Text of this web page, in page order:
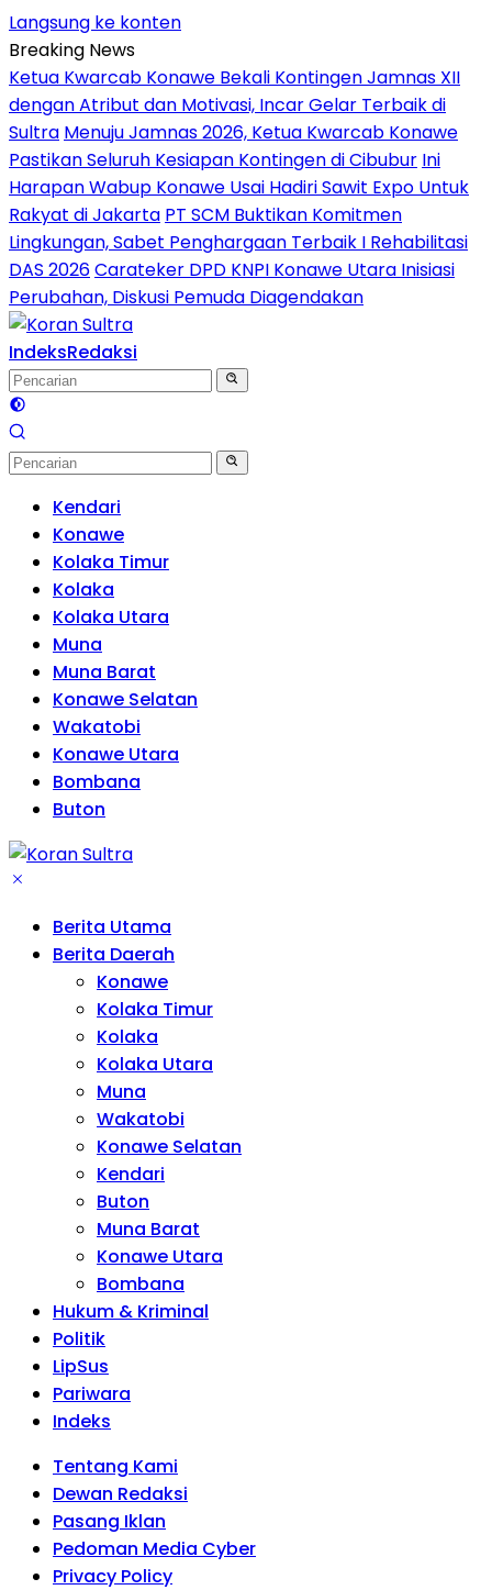
Langsung ke konten
Breaking News
Ketua Kwarcab Konawe Bekali Kontingen Jamnas XII
dengan Atribut dan Motivasi, Incar Gelar Terbaik di
Sultra Menuju Jamnas 2026, Ketua Kwarcab Konawe
Pastikan Seluruh Kesiapan Kontingen di Cibubur Ini
Harapan Wabup Konawe Usai Hadiri Sawit Expo Untuk
Rakyat di Jakarta PT SCM Buktikan Komitmen
Lingkungan, Sabet Penghargaan Terbaik I Rehabilitasi
DAS 2026Carateker DPD KNPI Konawe Utara Inisiasi
Perubahan, Diskusi Pemuda Diagendakan
IndeksRedaksi
Kendari
Konawe
Kolaka Timur
Kolaka
Kolaka Utara
Muna
Muna Barat
Konawe Selatan
Wakatobi
Konawe Utara
Bombana
Buton
Berita Utama
Berita Daerah
Konawe
Kolaka Timur
Kolaka
Kolaka Utara
Muna
Wakatobi
Konawe Selatan
Kendari
Buton
Muna Barat
Konawe Utara
Bombana
Hukum & Kriminal
Politik
LipSus
Pariwara
Indeks
Tentang Kami
Dewan Redaksi
Pasang Iklan
Pedoman Media Cyber
Privacy Policy